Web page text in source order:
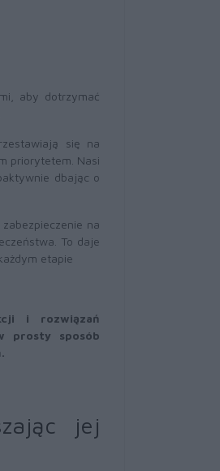
aby dotrzymać
się na
priorytetem. Nasi
dbając o
na
To daje
etapie
i rozwiązań
prosty sposób
jej